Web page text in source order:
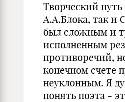
Творческий путь
А.А.Блока, так и
был сложным и
исполненным
противоречий,
конечном счете
неуклонным. Я
понять поэта -